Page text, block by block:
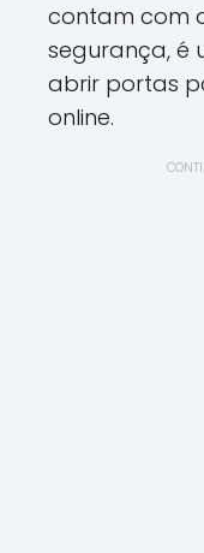
contam com
segurança, é
abrir portas
online.